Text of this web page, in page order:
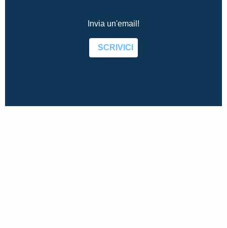
Invia un'email!
SCRIVICI